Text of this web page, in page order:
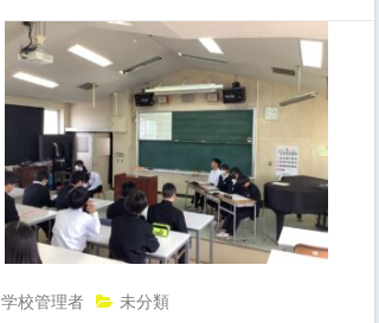
学校管理者 未分類